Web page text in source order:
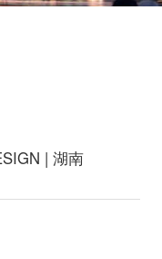
| 湖南